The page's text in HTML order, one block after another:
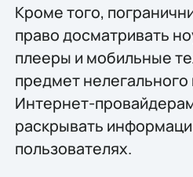
Кроме того,
право досматривать
плееры и мобильные
предмет нелегального
Интернет-
раскрывать
пользователях.